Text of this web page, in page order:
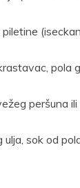
pola
peršuna ili
sok od